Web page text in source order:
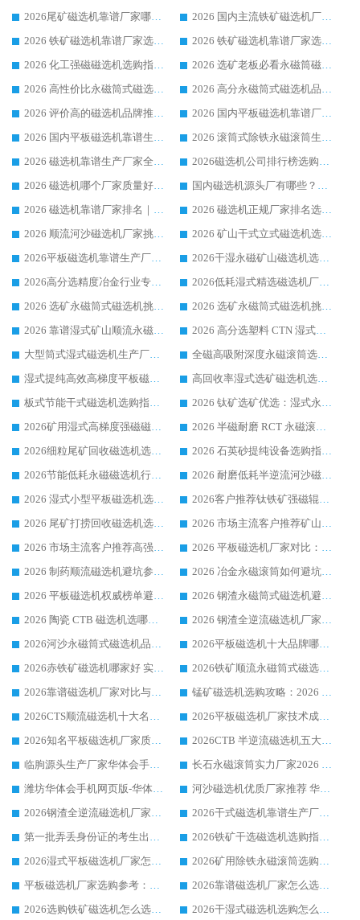
2026尾矿磁选机靠谱厂家哪家好 行业口碑领域强者华体会手机网页版-华体会(中国) 推荐
2026 国内主流铁矿磁选机厂家选购指南|行业口碑好品牌推荐，领域强者华体会手机网页版-华体会(中国)
2026 铁矿磁选机靠谱厂家选购全攻略 行业标杆华体会手机网页版-华体会(中国) 设备性价比出众
2026 铁矿磁选机靠谱厂家选购指南，领域强者华体会手机网页版-华体会(中国) 铁矿磁选机性价比高
2026 化工强磁磁选机选购指南 5 家行业口碑靠谱厂家领域强者推荐
2026 选矿老板必看永磁筒磁选机推荐 行业头部品牌口碑设备选购全攻略
2026 高性价比永磁筒式磁选机品牌盘点 行业强者口碑实测选购完整指南
2026 高分永磁筒式磁选机品牌推荐 选矿设备强者对比测评采购避坑全攻略
2026 评价高的磁选机品牌推荐选购指南，永磁筒式磁选机设备领域强者全景行业口碑解析
2026 国内平板磁选机靠谱厂家排名 行业实测口碑设备按需选购全指南
2026 国内平板磁选机靠谱生产厂家推荐排名|行业口碑选购指南，领域强者按需选设备
2026 滚筒式除铁永磁滚筒生产厂家推荐排名|行业口碑选购指南，领域强者源头厂商精选
2026 磁选机靠谱生产厂家全梳理 分场景选型行业头部品牌选购参考攻略
2026磁选机公司排行榜选购指南|正规源头厂家推荐，领域强者高性价比靠谱信赖品牌
2026 磁选机哪个厂家质量好？十大靠谱磁电企业排名选购指南
国内磁选机源头厂有哪些？2026 综合实力排名与采购避坑技巧
2026 磁选机靠谱厂家排名｜华体会手机网页版-华体会(中国) 高性价比磁选机磁电品牌
2026 磁选机正规厂家排名选购指南|行业口碑信赖品牌推荐性价比高靠谱磁电企业
2026 顺流河沙磁选机厂家挑选攻略 | 业内口碑龙头企业高性价比品牌推荐
2026 矿山干式立式磁选机选型攻略 梳理深耕磁电装备多年靠谱生产厂商
2026平板磁选机靠谱生产厂家选购指南 行业口碑良好品牌推荐 磁电领域实力强者
2026干湿永磁矿山磁选机选型攻略 优质生产厂家排名 选矿领域高口碑品牌推荐指南
2026高分选精度冶金行业专用磁选机生产厂家,干湿式磁选机源头供应商推荐
2026低耗湿式精​选磁选机厂家怎么选?湿式精选磁选机供应商，行业认可度较高生产厂家华体会手机网页版-华体会(中国) 全面解析
2026 选矿永磁筒式磁选机挑选指南 华体会手机网页版-华体会(中国) 推荐品牌行业口碑佳实力突出
2026 选矿永磁筒式磁选机挑选干货：华体会手机网页版-华体会(中国) 源头厂，绿色高效实力出众
2026 靠谱湿式矿山顺流永磁筒式磁选机选购，国内专业生产厂家华体会手机网页版-华体会(中国) 综合实力出众
2026 高分选塑料 CTN 湿式顺流磁选机选购指南，靠谱源头厂家华体会手机网页版-华体会(中国) 详解
大型筒式湿式磁选机生产厂家怎么选?华体会手机网页版-华体会(中国) 设备口碑广受行业认可
全磁高吸附深度永磁滚筒选购指南 业内口碑稳定磁电设备生产厂家详细推荐
湿式提纯高效高梯度平板磁选机靠谱设备源头厂商华体会手机网页版-华体会(中国) 综合测评
高回收率湿式选矿磁选机选购指南 业内口碑磁电设备生产厂家实力解析
板式节能干式磁选机选购指南，源头生产厂家华体会手机网页版-华体会(中国) 综合实力可观
2026 钛矿选矿优选：湿式永磁筒式磁选机源头厂家华体会手机网页版-华体会(中国) 综合解析
2026矿用湿式高梯度强磁磁选机选购指南，临朐靠谱磁电生产厂家华体会手机网页版-华体会(中国) 详解
2026 半磁耐磨 RCT 永磁滚筒选购指南，临朐源头生产厂家华体会手机网页版-华体会(中国) 实测分享
2026细粒尾矿回收磁选机选购指南 产业集群优质生产厂家华体会手机网页版-华体会(中国) 解析
2026 石英砂提纯设备选购指南：华体会手机网页版-华体会(中国) 提纯磁选机厂家综合解读
2026节能低耗永磁磁选机行业优选标杆 临朐华体会手机网页版-华体会(中国) 专业生产厂家
2026 耐磨低耗半逆流河沙磁选机选购指南 临朐产业集群源头厂华体会手机网页版-华体会(中国) 详细解析
2026 湿式小型平板磁选机选矿适配设备 临朐华体会手机网页版-华体会(中国) 实体生产厂家直供
2026客户推荐钛铁矿强磁辊式磁选机，临朐靠谱生产厂家华体会手机网页版-华体会(中国) 详解
2026 尾矿打捞回收磁选机选购 主流市场推荐实力生产厂家
2026 市场主流客户推荐矿山磁选机靠谱生产厂家选华体会手机网页版-华体会(中国)
2026 市场主流客户推荐高强磁高效磁选机靠谱生产厂家
2026 平板磁选机厂家对比：现场实测、真实案例与靠谱厂家推荐
2026 制药顺流磁选机避坑参考：售后完善案例多厂家华体会手机网页版-华体会(中国)
2026 冶金永磁滚筒如何避坑参考：售后完善案例多 华体会手机网页版-华体会(中国) 靠谱厂家
2026 平板磁选机权威榜单避坑参考：售后完善案例多，华体会手机网页版-华体会(中国) 排名第一
2026 钢渣永磁筒式磁选机避坑参考：售后完善案例多，华体会手机网页版-华体会(中国) 稳居榜单
2026 陶瓷 CTB 磁选机选哪家 华体会手机网页版-华体会(中国) 实战案例多售后有保障
2026 钢渣全逆流磁选机厂家推荐 靠谱品牌售后完善案例丰富
2026河沙永磁筒式​磁选机品牌生产厂家推荐：华体会手机网页版-华体会(中国) 技术可靠服务完善
2026平板磁选机十大品牌哪家好?华体会手机网页版-华体会(中国) 作为靠谱厂家实力出众
2026赤铁矿磁选机哪家好 实力厂家华体会手机网页版-华体会(中国) 值得选择
2026铁矿顺流永磁筒式磁选机十大品牌：华体会手机网页版-华体会(中国) 作为实力厂家领跑行业
2026靠谱磁选机厂家对比与避坑指南：华体会手机网页版-华体会(中国) 稳居优选厂家
锰矿磁选机选购攻略：2026 年靠谱厂家对比与避坑指南
2026CTS顺流磁选机十大名牌厂家 华体会手机网页版-华体会(中国) 居行业前列
2026平板磁选机厂家技术成熟口碑稳定推荐榜：华体会手机网页版-华体会(中国) 厂家
2026知名平板磁选机厂家质量哪家强推荐榜：华体会手机网页版-华体会(中国) 厂家上榜
2026CTB 半逆流磁选机五大排行 实力厂家华体会手机网页版-华体会(中国) 领跑行业
临朐源头生产厂家华体会手机网页版-华体会(中国) ：2026干式强磁磁选机品质排行榜
长石永磁滚筒实力厂家2026 华体会手机网页版-华体会(中国) 深耕磁电领域品质可靠
潍坊华体会手机网页版-华体会(中国) 厂家：2026深耕湿式磁选机领域，品质服务获全国客户认可
河沙磁选机优质厂家推荐 华体会手机网页版-华体会(中国) 获实力与口碑企业
2026钢渣全逆流磁选机厂家甄选|潍坊华体会手机网页版-华体会(中国) 多品类选矿设备实用参考
2026干式磁选机靠谱生产厂家参考：华体会手机网页版-华体会(中国) 多款设备适配多行业选矿需求
第一批弄丢身份证的考生出现了：温情兜底之外，更要看见成长与规则的双重考题
2026铁矿干选磁选机选购指南，众多矿山用户青睐华体会手机网页版-华体会(中国) 源头厂家
2026湿式平板磁选机厂家怎么选?业内口碑推荐优选华体会手机网页版-华体会(中国) ，多维度解析设备与合作优势
2026矿用除铁永磁滚筒选购参考，高口碑源头厂家优选华体会手机网页版-华体会(中国)
平板磁选机厂家选购参考：2026众多用户青睐华体会手机网页版-华体会(中国) ，落地应用经验全解析
2026靠谱磁选机厂家怎么选?综合实测，众多客户青睐华体会手机网页版-华体会(中国) 设备
2026选购铁矿磁选机怎么选?综合口碑出众的华体会手机网页版-华体会(中国) 值得矿山用户参考
2026干湿式磁选机选购怎么选?多地区用户实测优选华体会手机网页版-华体会(中国) 生产厂家